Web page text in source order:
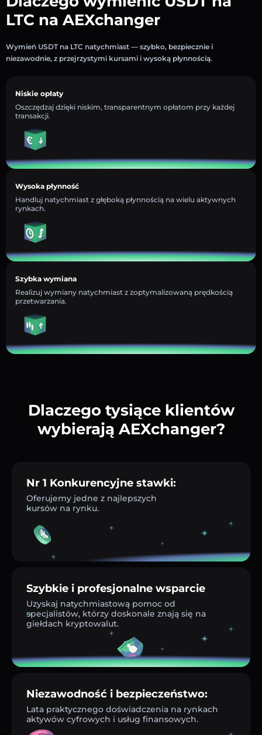
LTC na AEXchanger
Wymień USDT na LTC natychmiast — szybko, bezpiecznie i
niezawodnie, z przejrzystymi kursami i wysoką płynnością.
Niskie opłaty
Oszczędzaj dzięki niskim, transparentnym opłatom przy każdej
transakcji.
Wysoka płynność
Handluj natychmiast z głęboką płynnością na wielu aktywnych
rynkach.
Szybka wymiana
Realizuj wymiany natychmiast z zoptymalizowaną prędkością
przetwarzania.
Dlaczego tysiące klientów
wybierają AEXchanger?
Nr 1 Konkurencyjne stawki:
Oferujemy jedne z najlepszych
kursów na rynku.
Szybkie i profesjonalne wsparcie
Uzyskaj natychmiastową pomoc od
specjalistów, którzy doskonale znają się na
giełdach kryptowalut.
Niezawodność i bezpieczeństwo:
Lata praktycznego doświadczenia na rynkach
aktywów cyfrowych i usług finansowych.